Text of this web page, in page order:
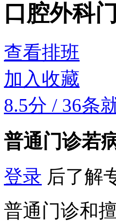
口腔外科
查看排班
加入收藏
8.5分 / 36条
普通门诊若
登录 后了解
普通门诊和